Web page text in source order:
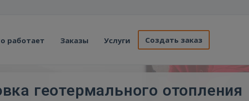
работает Заказы Услуги Создать заказ
геотермального отопления